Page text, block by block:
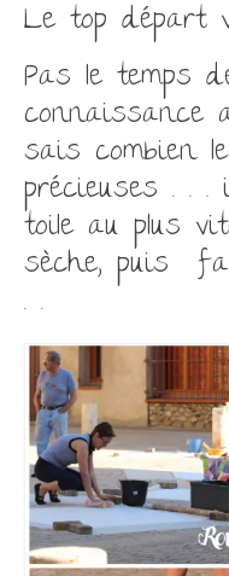
Le top départ
Pas le temps
connaissance
sais combien
précieuses . .
toile au plus
sèche, puis
. .